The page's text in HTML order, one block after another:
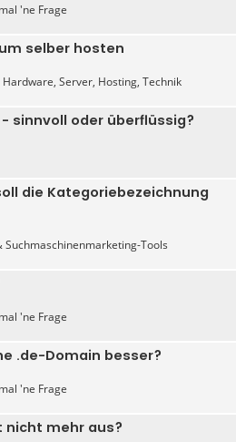
'ne Frage
selber hosten
Server, Hosting, Technik
sinnvoll oder überflüssig?
die Kategoriebezeichnung
Suchmaschinenmarketing-Tools
'ne Frage
.de-Domain besser?
'ne Frage
nicht mehr aus?